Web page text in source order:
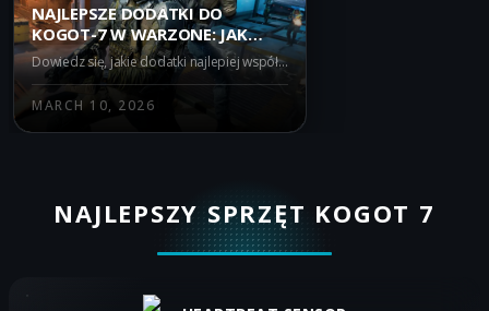
NAJLEPSZE DODATKI DO
KOGOT-7 W WARZONE: JAK
POPRAWIĆ SWOJE
UMIEJĘTNOŚCI?
Dowiedz się, jakie dodatki najlepiej współgrają z pistoletem maszynowym Kogot-7 w Warzone! Popraw swoją skuteczność dzięki Szybkim Dłoniom, Duchowi, Rozważności i Następnej Turze. Poznaj pełen potencjał tej broni w obecnej mecie.
MARCH 10, 2026
NAJLEPSZY SPRZĘT KOGOT 7